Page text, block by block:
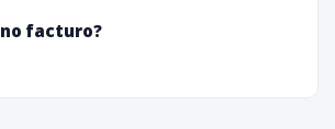
no facturo?